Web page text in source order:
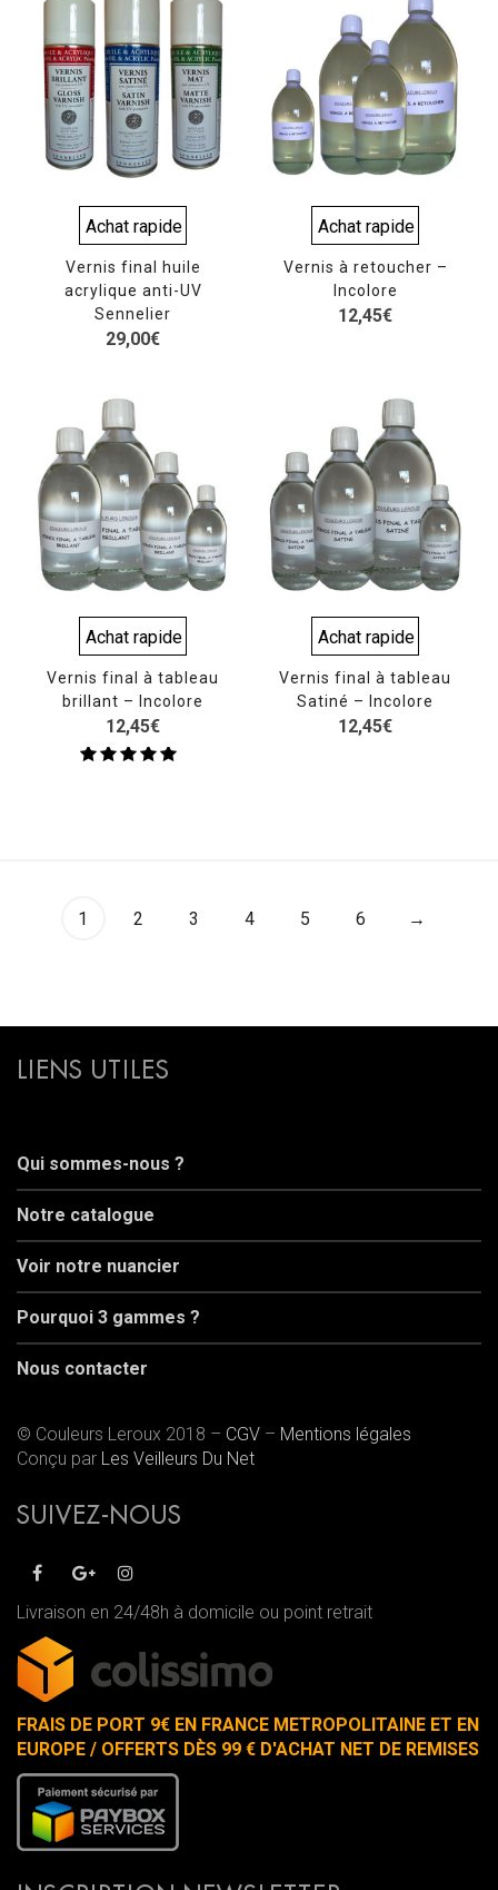
Achat rapide
Vernis final huile
acrylique anti-UV
Sennelier
29,00€
Achat rapide
Vernis à retoucher –
Incolore
12,45€
Achat rapide
Vernis final à tableau
brillant – Incolore
12,45€
Achat rapide
Vernis final à tableau
Satiné – Incolore
12,45€
1 2 3 4 5 6 →
LIENS UTILES
Qui sommes-nous ?
Notre catalogue
Voir notre nuancier
Pourquoi 3 gammes ?
Nous contacter
© Couleurs Leroux 2018 – CGV – Mentions légales
Conçu par Les Veilleurs Du Net
SUIVEZ-NOUS
Livraison en 24/48h à domicile ou point retrait
FRAIS DE PORT 9€ EN FRANCE METROPOLITAINE ET EN
EUROPE / OFFERTS DÈS 99 € D'ACHAT NET DE REMISES